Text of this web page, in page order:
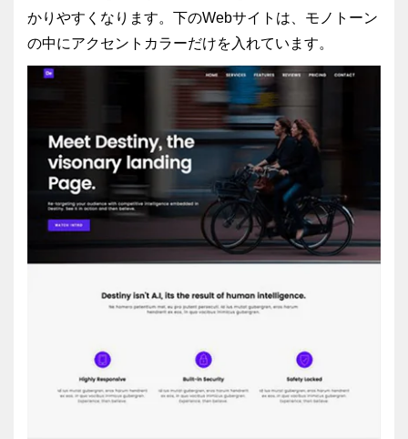
かりやすくなります。下のWebサイトは、モノトーン
の中にアクセントカラーだけを入れています。